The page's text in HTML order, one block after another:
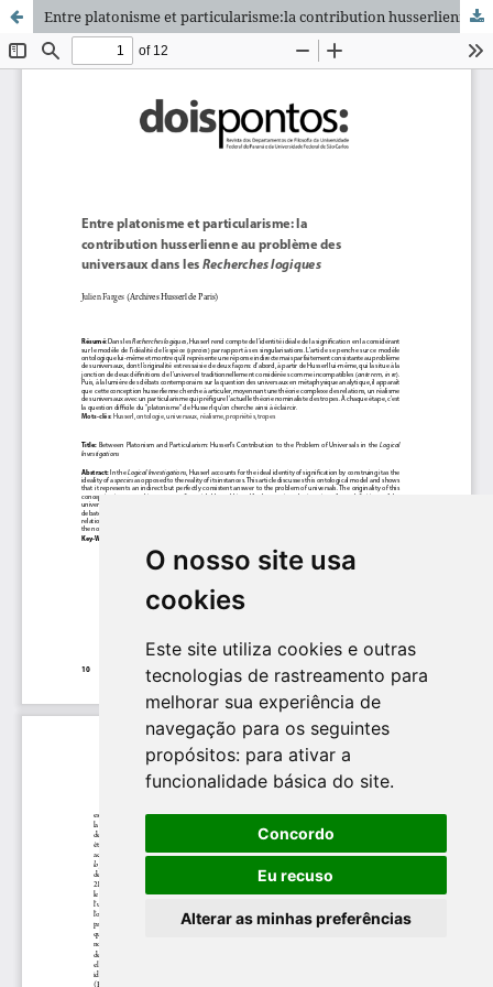
O nosso site usa
cookies
Este site utiliza cookies e outras
tecnologias de rastreamento para
melhorar sua experiência de
navegação para os seguintes
propósitos: para ativar a
funcionalidade básica do site.
Concordo
Eu recuso
Alterar as minhas preferências
Entre platonisme et particularisme:la contribution husserlienne au problème des universaux dans les Recherches logiques